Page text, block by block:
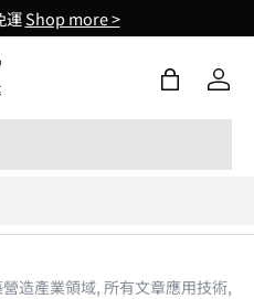
運Shop more >
購物袋登入
造產業領域, 所有文章應用技術,